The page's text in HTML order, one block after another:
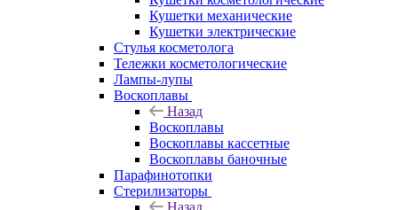
Кушетки механические
Кушетки электрические
Стулья косметолога
Тележки косметологические
Лампы-лупы
Воскоплавы
Назад
Воскоплавы
Воскоплавы кассетные
Воскоплавы баночные
Парафинотопки
Стерилизаторы
Назад